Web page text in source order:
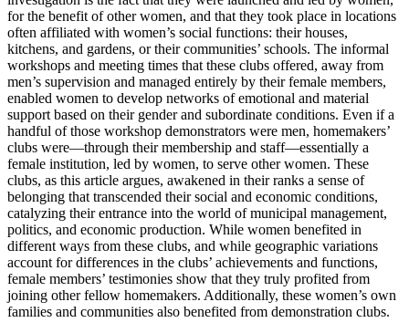
for the benefit of other women, and that they took place in locations
often affiliated with women’s social functions: their houses,
kitchens, and gardens, or their communities’ schools. The informal
workshops and meeting times that these clubs offered, away from
men’s supervision and managed entirely by their female members,
enabled women to develop networks of emotional and material
support based on their gender and subordinate conditions. Even if a
handful of those workshop demonstrators were men, homemakers’
clubs were—through their membership and staff—essentially a
female institution, led by women, to serve other women. These
clubs, as this article argues, awakened in their ranks a sense of
belonging that transcended their social and economic conditions,
catalyzing their entrance into the world of municipal management,
politics, and economic production. While women benefited in
different ways from these clubs, and while geographic variations
account for differences in the clubs’ achievements and functions,
female members’ testimonies show that they truly profited from
joining other fellow homemakers. Additionally, these women’s own
families and communities also benefited from demonstration clubs.